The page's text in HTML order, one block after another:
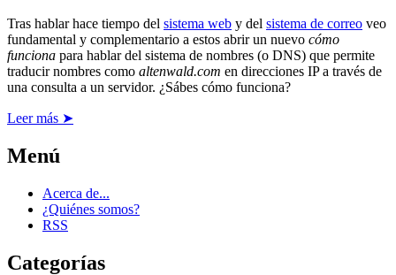
Tras hablar hace tiempo del sistema web y del sistema de correo veo
fundamental y complementario a estos abrir un nuevo cómo
funciona para hablar del sistema de nombres (o DNS) que permite
traducir nombres como altenwald.com en direcciones IP a través de
una consulta a un servidor. ¿Sábes cómo funciona?
Leer más ➤
Menú
Acerca de...
¿Quiénes somos?
RSS
Categorías